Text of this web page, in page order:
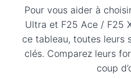
Pour vous aider à
Ultra et F25 Ace / F25
ce tableau, toutes leurs
clés. Comparez leurs
coup